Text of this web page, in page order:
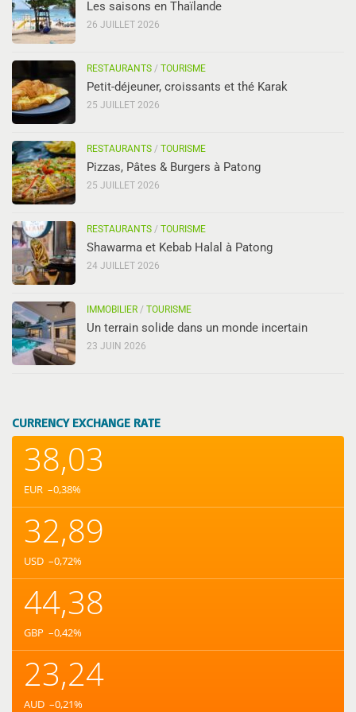
Les saisons en Thaïlande
26 JUILLET 2026
RESTAURANTS / TOURISME
Petit-déjeuner, croissants et thé Karak
25 JUILLET 2026
RESTAURANTS / TOURISME
Pizzas, Pâtes & Burgers à Patong
25 JUILLET 2026
RESTAURANTS / TOURISME
Shawarma et Kebab Halal à Patong
24 JUILLET 2026
IMMOBILIER / TOURISME
Un terrain solide dans un monde incertain
23 JUIN 2026
CURRENCY EXCHANGE RATE
38,03
EUR –0,38%
32,89
USD –0,72%
44,38
GBP –0,42%
23,24
AUD –0,21%